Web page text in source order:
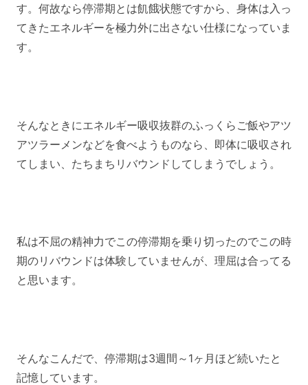
す。何故なら停滞期とは飢餓状態ですから、身体は入っ
てきたエネルギーを極力外に出さない仕様になっていま
す。
そんなときにエネルギー吸収抜群のふっくらご飯やアツ
アツラーメンなどを食べようものなら、即体に吸収され
てしまい、たちまちリバウンドしてしまうでしょう。
私は不屈の精神力でこの停滞期を乗り切ったのでこの時
期のリバウンドは体験していませんが、理屈は合ってる
と思います。
そんなこんだで、停滞期は3週間～1ヶ月ほど続いたと
記憶しています。